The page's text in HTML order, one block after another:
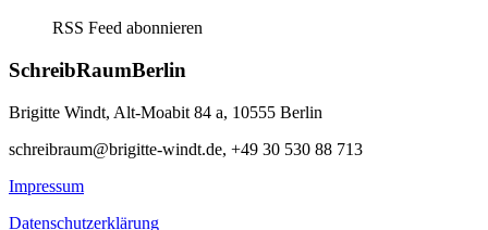
RSS Feed abonnieren
SchreibRaumBerlin
Brigitte Windt, Alt-Moabit 84 a, 10555 Berlin
schreibraum@brigitte-windt.de, +49 30 530 88 713
Impressum
Datenschutzerklärung